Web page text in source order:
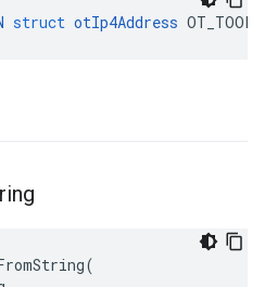
struct otIp4Address
(